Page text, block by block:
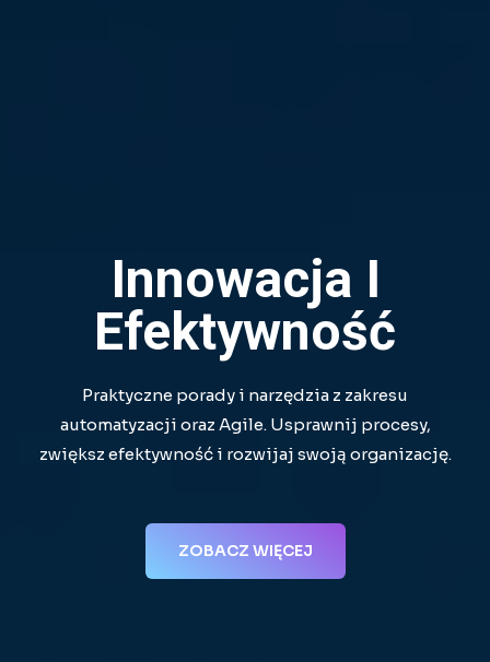
Innowacja I
Efektywność
Praktyczne porady i narzędzia z zakresu
automatyzacji oraz Agile. Usprawnij procesy,
zwiększ efektywność i rozwijaj swoją organizację.
ZOBACZ WIĘCEJ